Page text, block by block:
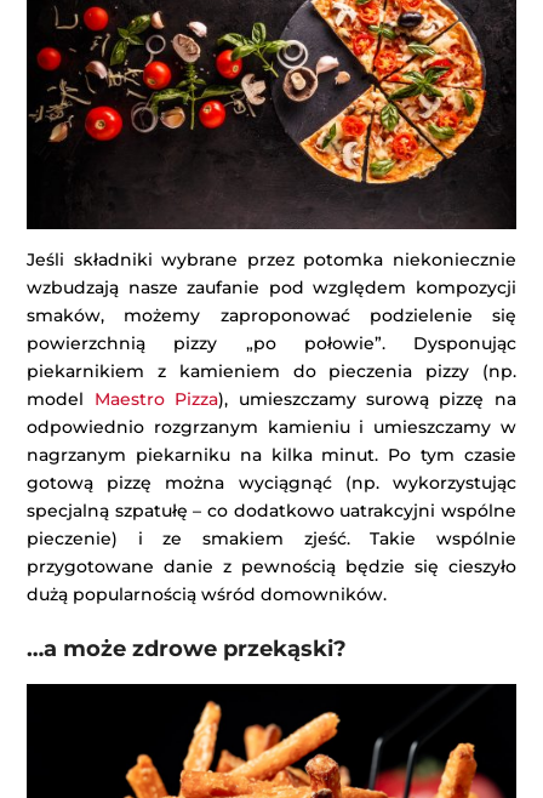
Jeśli składniki wybrane przez potomka niekoniecznie
wzbudzają nasze zaufanie pod względem kompozycji
smaków, możemy zaproponować podzielenie się
powierzchnią pizzy „po połowie”. Dysponując
piekarnikiem z kamieniem do pieczenia pizzy (np.
model Maestro Pizza), umieszczamy surową pizzę na
odpowiednio rozgrzanym kamieniu i umieszczamy w
nagrzanym piekarniku na kilka minut. Po tym czasie
gotową pizzę można wyciągnąć (np. wykorzystując
specjalną szpatułę – co dodatkowo uatrakcyjni wspólne
pieczenie) i ze smakiem zjeść. Takie wspólnie
przygotowane danie z pewnością będzie się cieszyło
dużą popularnością wśród domowników.
…a może zdrowe przekąski?